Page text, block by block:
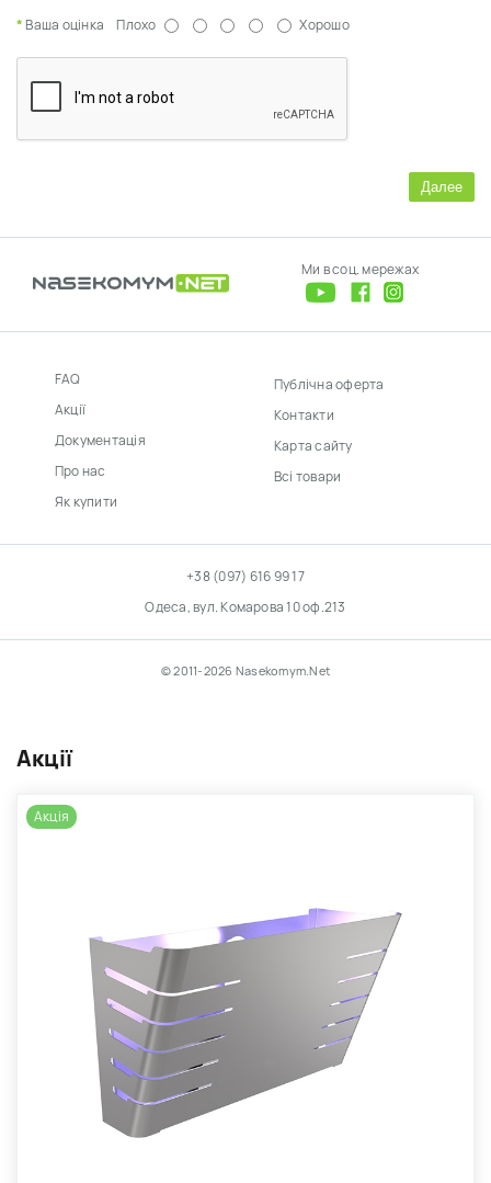
Акції
Акція
Ваша оцінка Плохо Хорошо
Далее
Ми в соц. мережах
FAQ
Акції
Документація
Про нас
Як купити
Публічна оферта
Контакти
Карта сайту
Всі товари
+38 (097) 616 99 17
Одеса, вул. Комарова 10 оф.213
© 2011-2026 Nasekomym.Net